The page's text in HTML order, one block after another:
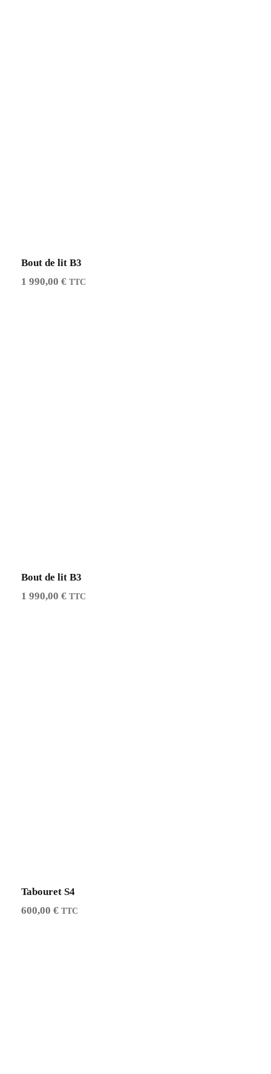
Bout de lit B3
1 990,00 € TTC
Bout de lit B3
1 990,00 € TTC
Tabouret S4
600,00 € TTC